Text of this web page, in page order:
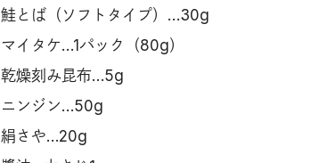
鮭とば（ソフトタイプ）…30g
マイタケ…1パック（80g）
乾燥刻み昆布…5g
ニンジン…50g
絹さや…20g